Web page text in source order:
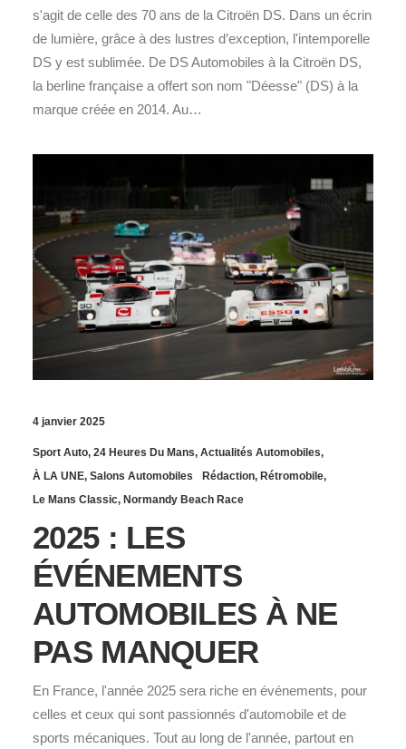
s'agit de celle des 70 ans de la Citroën DS. Dans un écrin
de lumière, grâce à des lustres d’exception, l'intemporelle
DS y est sublimée. De DS Automobiles à la Citroën DS,
la berline française a offert son nom "Déesse" (DS) à la
marque créée en 2014. Au…
4 janvier 2025
Sport Auto, 24 Heures Du Mans, Actualités Automobiles,
À LA UNE, Salons Automobiles Rédaction, Rétromobile,
Le Mans Classic, Normandy Beach Race
2025 : LES
ÉVÉNEMENTS
AUTOMOBILES À NE
PAS MANQUER
En France, l'année 2025 sera riche en événements, pour
celles et ceux qui sont passionnés d'automobile et de
sports mécaniques. Tout au long de l'année, partout en